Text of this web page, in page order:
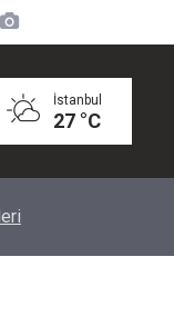
İstanbul
27 °C
İçin Olay Teklif: